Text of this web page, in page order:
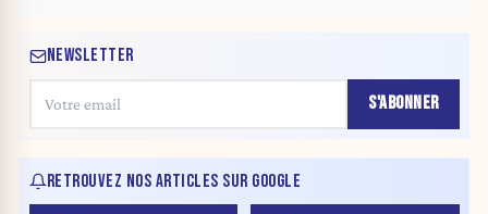
NEWSLETTER
S'ABONNER
RETROUVEZ NOS ARTICLES SUR GOOGLE